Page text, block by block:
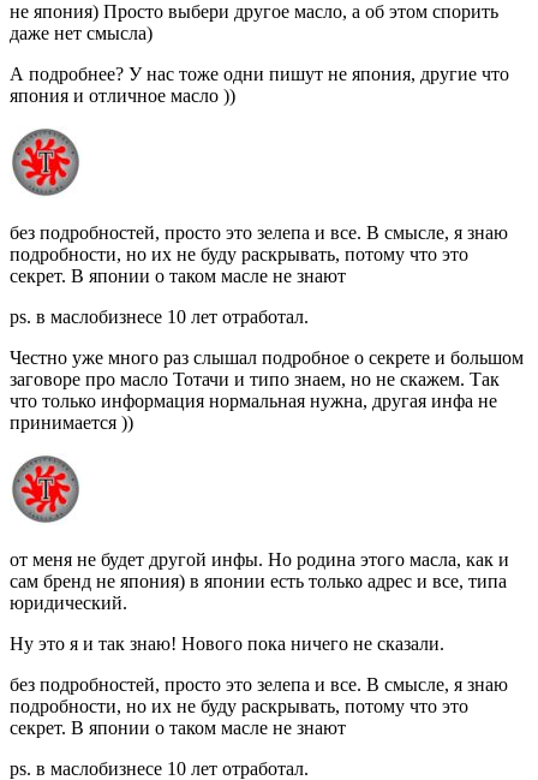
не япония) Просто выбери другое масло, а об этом спорить
даже нет смысла)
А подробнее? У нас тоже одни пишут не япония, другие что
япония и отличное масло ))
без подробностей, просто это зелепа и все. В смысле, я знаю
подробности, но их не буду раскрывать, потому что это
секрет. В японии о таком масле не знают
ps. в маслобизнесе 10 лет отработал.
Честно уже много раз слышал подробное о секрете и большом
заговоре про масло Тотачи и типо знаем, но не скажем. Так
что только информация нормальная нужна, другая инфа не
принимается ))
от меня не будет другой инфы. Но родина этого масла, как и
сам бренд не япония) в японии есть только адрес и все, типа
юридический.
Ну это я и так знаю! Нового пока ничего не сказали.
без подробностей, просто это зелепа и все. В смысле, я знаю
подробности, но их не буду раскрывать, потому что это
секрет. В японии о таком масле не знают
ps. в маслобизнесе 10 лет отработал.